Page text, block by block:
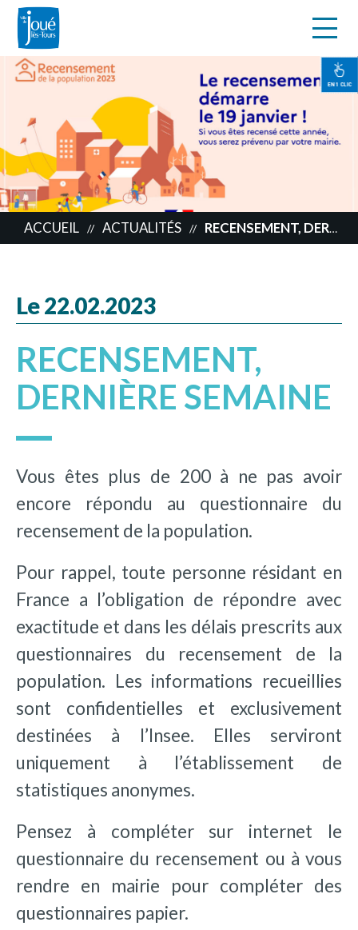
Aller
contenu
EN 1 CLIC
ACCUEIL // ACTUALITÉS // RECENSEMENT, DERNIÈRE SEMAINE
Le 22.02.2023
RECENSEMENT,
DERNIÈRE SEMAINE
Vous êtes plus de 200 à ne pas avoir
encore répondu au questionnaire du
recensement de la population.
Pour rappel, toute personne résidant en
France a l’obligation de répondre avec
exactitude et dans les délais prescrits aux
questionnaires du recensement de la
population. Les informations recueillies
sont confidentielles et exclusivement
destinées à l’Insee. Elles serviront
uniquement à l’établissement de
statistiques anonymes.
Pensez à compléter sur internet le
questionnaire du recensement ou à vous
rendre en mairie pour compléter des
questionnaires papier.